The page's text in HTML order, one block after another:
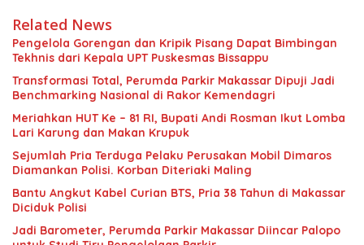
Related News
Pengelola Gorengan dan Kripik Pisang Dapat Bimbingan
Tekhnis dari Kepala UPT Puskesmas Bissappu
Transformasi Total, Perumda Parkir Makassar Dipuji Jadi
Benchmarking Nasional di Rakor Kemendagri
Meriahkan HUT Ke – 81 RI, Bupati Andi Rosman Ikut Lomba
Lari Karung dan Makan Krupuk
Sejumlah Pria Terduga Pelaku Perusakan Mobil Dimaros
Diamankan Polisi. Korban Diteriaki Maling
Bantu Angkut Kabel Curian BTS, Pria 38 Tahun di Makassar
Diciduk Polisi
Jadi Barometer, Perumda Parkir Makassar Diincar Palopo